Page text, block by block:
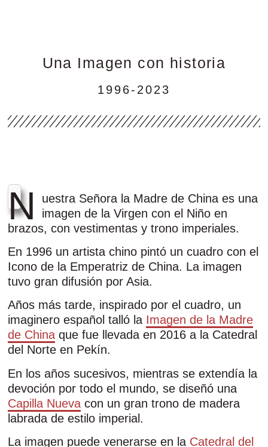
Una Imagen con historia
1996-2023
N
uestra Señora la Madre de China es una
imagen de la Virgen con el Niño en
brazos, con vestimentas y trono imperiales.
En 1996 un artista chino pintó un cuadro con el
Icono de la Emperatriz de China. La imagen
tuvo gran difusión por Asia.
Años más tarde, inspirado por el cuadro, un
imaginero español talló la Imagen de la Madre
de China que fue llevada en 2016 a la Catedral
del Norte en Pekín.
En los años sucesivos, mientras se extendía la
devoción por todo el mundo, se diseñó una
Capilla Nueva con un gran trono de madera
labrada de estilo imperial.
La imagen puede venerarse en la Catedral del